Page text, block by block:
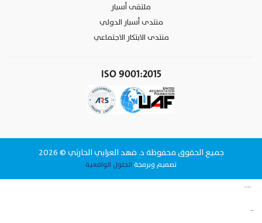
ملتقى أسبار
منتدى أسبار الدولي
منتدى الابتكار الاجتماعي
ISO 9001:2015
جميع الحقوق محفوظة د. فهد العرابي الحارثي © 2026
تصميم وبرمجة الحلول الواقعية
www.datattime4it.com
www.rs4it.sa